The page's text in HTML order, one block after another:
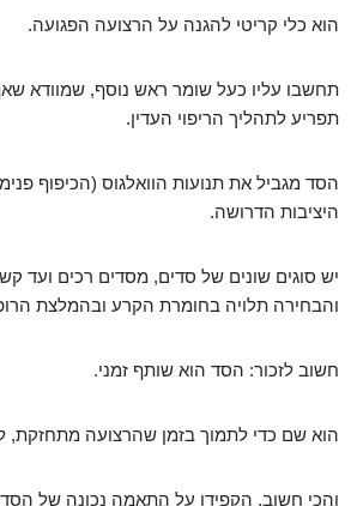
הוא כלי קריטי להגנה על הרצועה הפגועה.
תחשבו עליו כעל שומר ראש נוסף, שמוודא
תפריע לתהליך הריפוי העדין.
הסד מגביל את תנועות הוואלגוס (הכיפוף
היציבות הדרושה.
יש סוגים שונים של סדים, מסדים רכים ועד
והבחירה תלויה בחומרת הקרע ובהמלצת
חשוב לזכור: הסד הוא שותף זמני.
הוא שם כדי לתמוך בזמן שהרצועה מתחזקת,
והכי חשוב, הקפידו על התאמה נכונה של